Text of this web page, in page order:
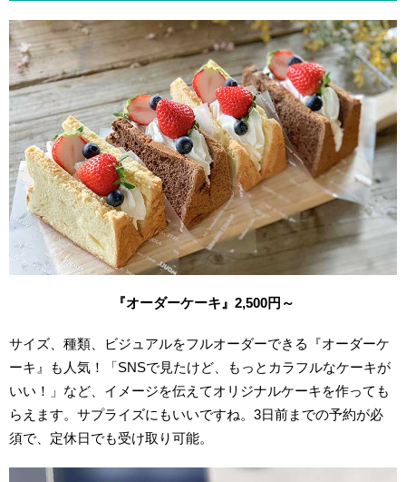
『オーダーケーキ』2,500円～
サイズ、種類、ビジュアルをフルオーダーできる『オーダーケ
ーキ』も人気！「SNSで見たけど、もっとカラフルなケーキが
いい！」など、イメージを伝えてオリジナルケーキを作っても
らえます。サプライズにもいいですね。3日前までの予約が必
須で、定休日でも受け取り可能。